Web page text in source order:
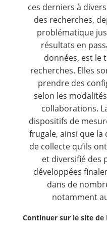
ces derniers à
des recherches,
problématique
résultats en
données, est le
recherches. Elles
prendre des
selon les
collaborations.
dispositifs de
frugale, ainsi que
de collecte qu’ils
et diversifié des
développées
dans de
notamment
Continuer sur le site de